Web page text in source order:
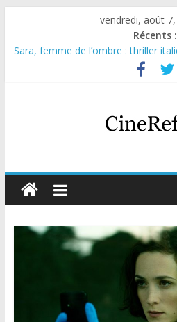
vendredi, août
Récents :
Sara, femme de l’ombre : thriller
Journal d’une fille larguée :
Aema : mini-série sur le tournage
Glass Heart : excellente série
Olympo, saison 1 : nouvelle série